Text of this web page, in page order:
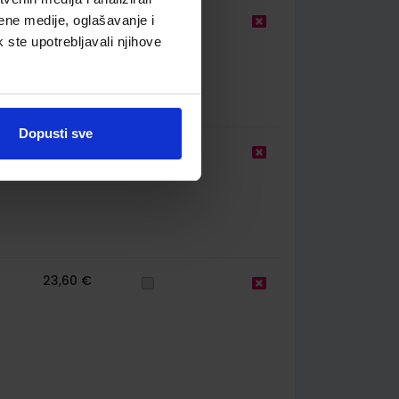
medije, oglašavanje i
ste upotrebljavali njihove
Dopusti sve
21,00 €
23,60 €